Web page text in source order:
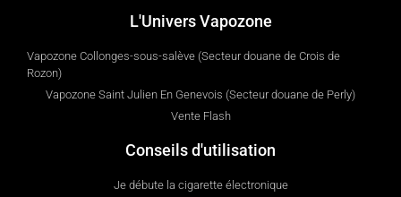
L'Univers Vapozone
Vapozone Collonges-sous-salève (Secteur douane de Crois de
Rozon)
Vapozone Saint Julien En Genevois (Secteur douane de Perly)
Vente Flash
Conseils d'utilisation
Je débute la cigarette électronique